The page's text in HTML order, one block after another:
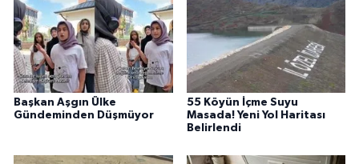
Başkan Aşgın Ülke
Gündeminden Düşmüyor
55 Köyün İçme Suyu
Masada! Yeni Yol Haritası
Belirlendi